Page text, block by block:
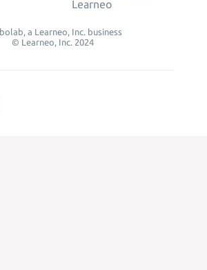
Learneo
a Learneo, Inc. business
© Learneo, Inc. 2024